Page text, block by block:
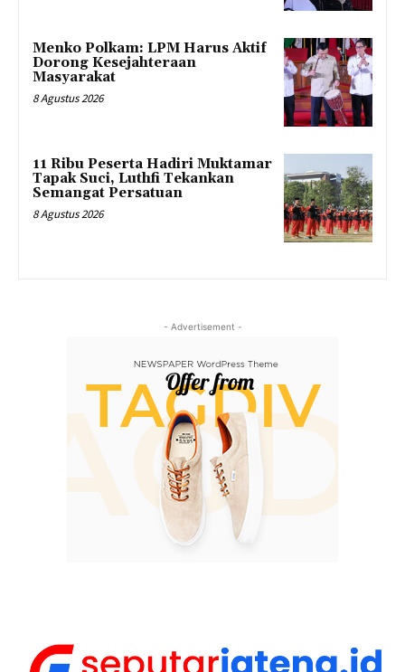
Menko Polkam: LPM Harus Aktif
Dorong Kesejahteraan
Masyarakat
8 Agustus 2026
11 Ribu Peserta Hadiri Muktamar
Tapak Suci, Luthfi Tekankan
Semangat Persatuan
8 Agustus 2026
- Advertisement -